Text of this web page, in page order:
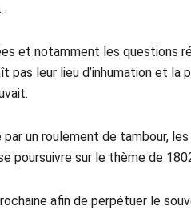
.
et notamment les questions
pas leur lieu d’inhumation et la
un roulement de tambour,
poursuivre sur le thème de
afin de perpétuer le